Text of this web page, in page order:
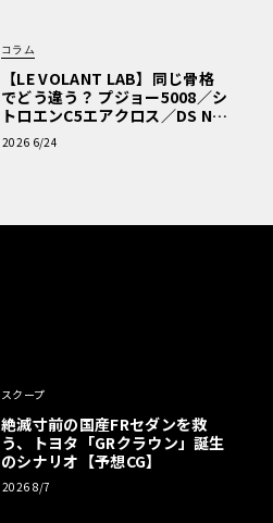
コラム
【LE VOLANT LAB】同じ骨格
でどう違う？ プジョー5008／シ
トロエンC5エアクロス／DS Nº4
読者一気乗りレポート
2026 6/24
スクープ
絶滅寸前の国産FRセダンを救
う、トヨタ「GRクラウン」誕生
のシナリオ【予想CG】
2026 8/7